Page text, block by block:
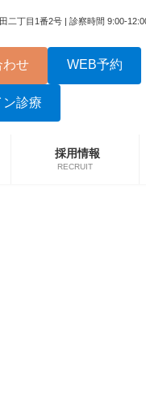
二丁目1番2号 | 診察時間 9:00-
わせ WEB予約
ン診療
採用情報
RECRUIT